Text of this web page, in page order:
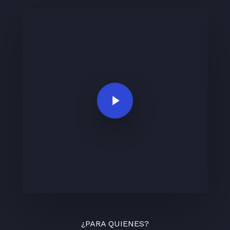
Play Video
¿PARA QUIENES?